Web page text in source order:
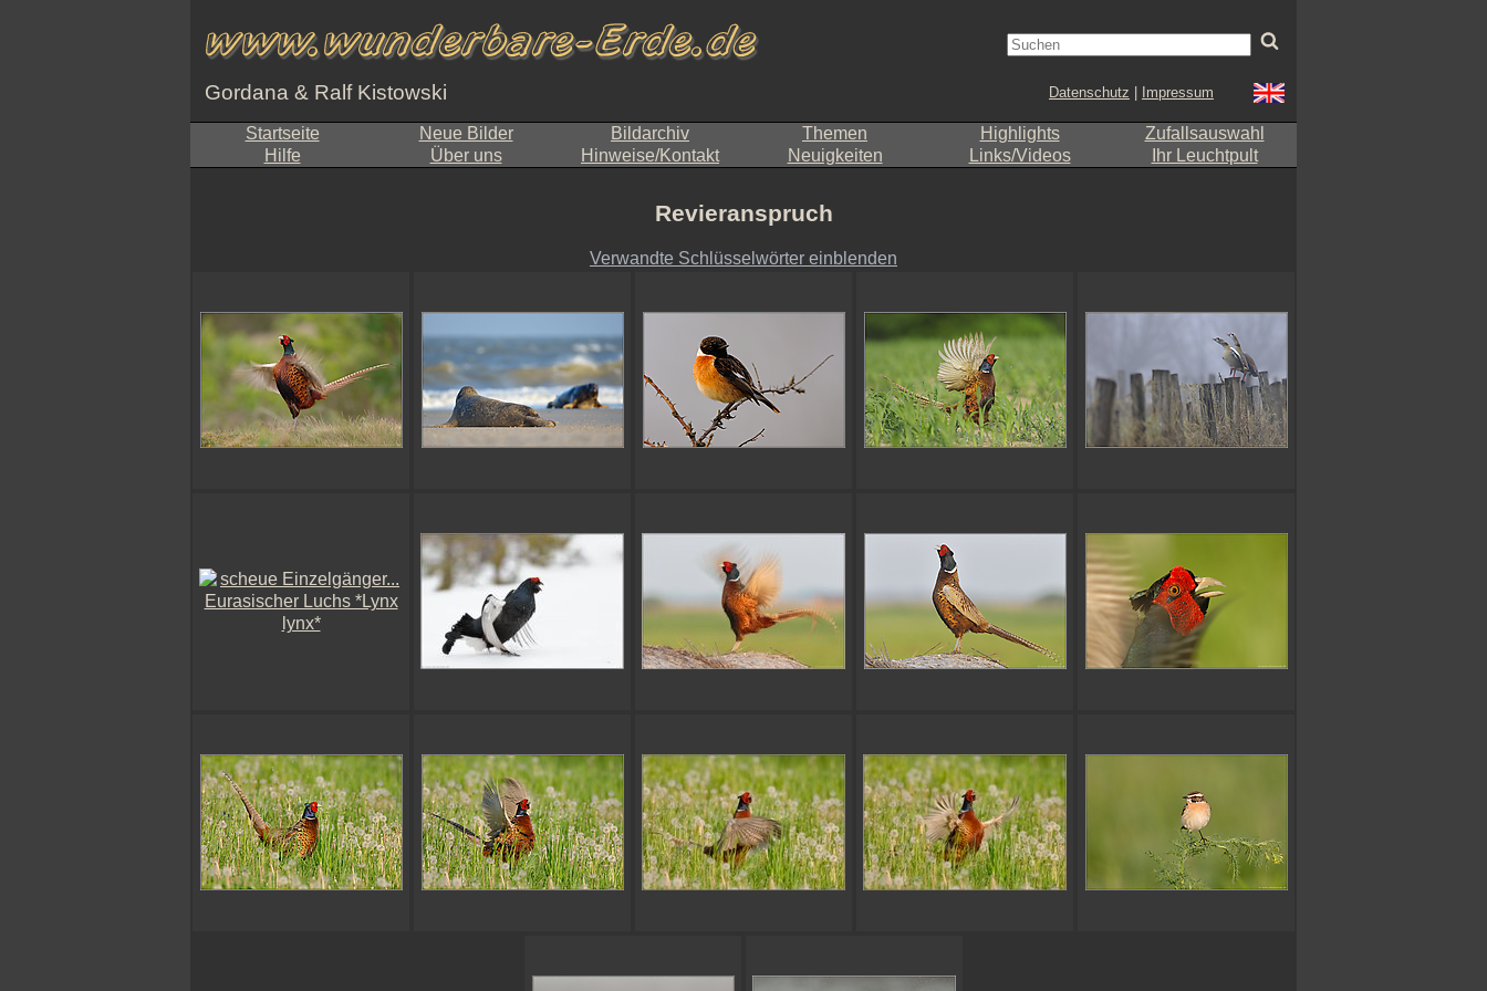
Gordana & Ralf Kistowski Datenschutz Impressum
Startseite Neue Bilder Bildarchiv Themen Highlights
Zufallsauswahl
Hilfe
Über uns Hinweise/Kontakt Neuigkeiten Links/Videos Ihr Leuchtpult
Revieranspruch
Verwandte Schlüsselwörter einblenden